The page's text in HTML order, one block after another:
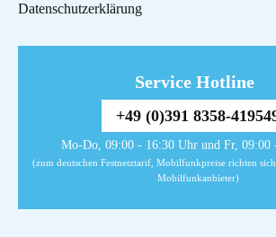
Datenschutzerklärung
Service Hotline
+49 (0)391 8358-
Mo-Do, 09:00 - 16:30 Uhr und Fr, 09:00
(zum deutschen Festnetztarif, Mobilfunkpreise richten
Mobilfunkanbieter)